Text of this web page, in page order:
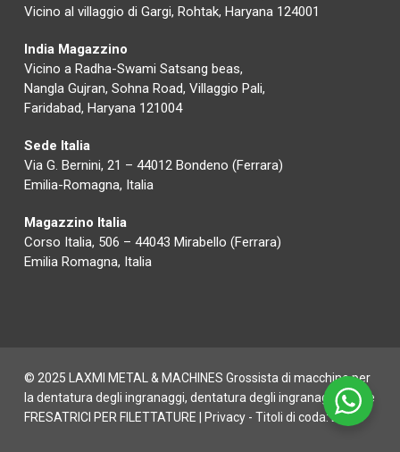
Vicino al villaggio di Gargi, Rohtak, Haryana 124001
India Magazzino
Vicino a Radha-Swami Satsang beas,
Nangla Gujran, Sohna Road, Villaggio Pali,
Faridabad, Haryana 121004
Sede Italia
Via G. Bernini, 21 – 44012 Bondeno (Ferrara)
Emilia-Romagna, Italia
Magazzino Italia
Corso Italia, 506 – 44043 Mirabello (Ferrara)
Emilia Romagna, Italia
© 2025 LAXMI METAL & MACHINES Grossista di macchine per
la dentatura degli ingranaggi, dentatura degli ingranaggi CNC e
FRESATRICI PER FILETTATURE |
Privacy- Titoli di coda:Digife